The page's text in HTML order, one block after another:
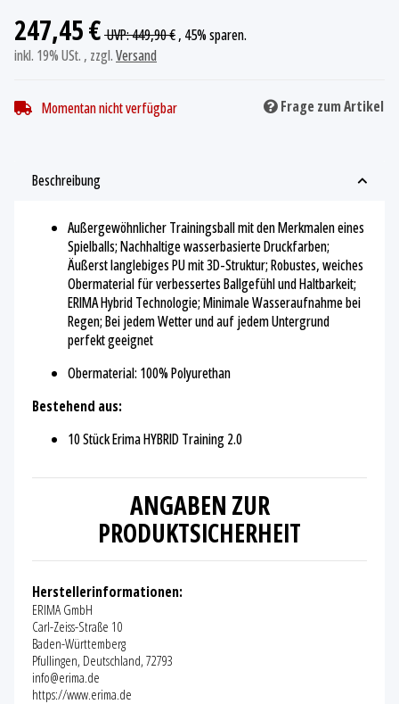
247,45 €UVP:449,90 €, 45%sparen.
inkl. 19% USt. , zzgl.Versand
Momentan nicht verfügbar Frage zum Artikel
Beschreibung
Außergewöhnlicher Trainingsball mit den Merkmalen eines
Spielballs; Nachhaltige wasserbasierte Druckfarben;
Äußerst langlebiges PU mit 3D-Struktur; Robustes, weiches
Obermaterial für verbessertes Ballgefühl und Haltbarkeit;
ERIMA Hybrid Technologie; Minimale Wasseraufnahme bei
Regen; Bei jedem Wetter und auf jedem Untergrund
perfekt geeignet
Obermaterial: 100% Polyurethan
Bestehend aus:
10 Stück Erima HYBRID Training 2.0
ANGABEN ZUR
PRODUKTSICHERHEIT
Herstellerinformationen:
ERIMA GmbH
Carl-Zeiss-Straße 10
Baden-Württemberg
Pfullingen, Deutschland, 72793
info@erima.de
https://www.erima.de